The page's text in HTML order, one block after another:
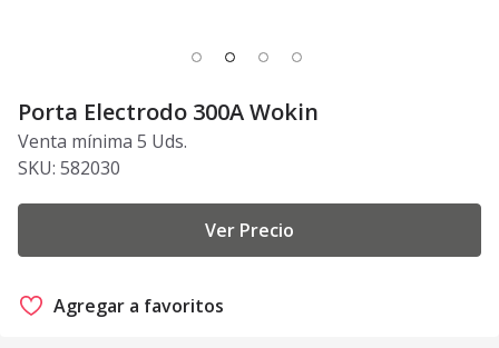
Porta Electrodo 300A Wokin
Venta mínima 5 Uds.
SKU: 582030
Ver Precio
Agregar a favoritos